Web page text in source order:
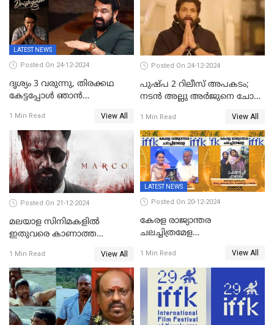
LATEST NEWS
Posted On 24-12-2024
ദൃശ്യം 3 വരുന്നു, തിരക്കഥ
കേട്ടപ്പോള്‍ ഞാന്‍
സ്ഥിരീകരിച്ച് മോഹൻലാൽ
1 Min Read View All
Posted On 24-12-2024
പുഷ്പ 2 റിലീസ് അപകടം;
നടന്‍ അല്ലു അര്‍ജുനെ ചോദ്യം
1 Min Read View All
Posted On 21-12-2024
മലയാള സിനിമകളിൽ
ഇതുവരെ കാണാത്ത
മുകുന്ദൻ ചിത്രം മാർക്കോ
1 Min Read View All
LATEST NEWS
Posted On 20-12-2024
കേരള രാജ്യാന്തര
ചലച്ചിത്രമേള
സിനിമ അവാര്‍ഡ്
സംവിധായിക പായല്‍
കപാഡിയയ്ക്ക് സമ്മാനിച്ചു;
ഫെമിനിച്ചി ഫാത്തിമയ്ക്ക്
അഞ്ച് പുരസ്കാരം
1 Min Read View All